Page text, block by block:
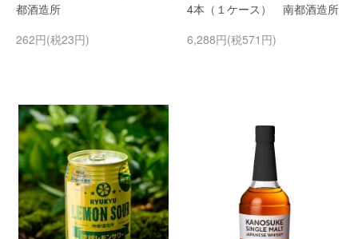
都酒造所
262円(税23円)
4本（１ケース） 南都酒造所
6,288円(税571円)